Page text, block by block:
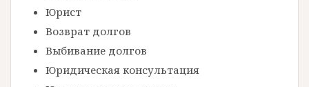
Юрист
Возврат долгов
Выбивание долгов
Юридическая консультация